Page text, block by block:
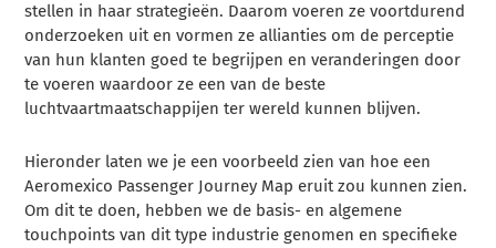
stellen in haar strategieën. Daarom voeren ze voortdurend
onderzoeken uit en vormen ze allianties om de perceptie
van hun klanten goed te begrijpen en veranderingen door
te voeren waardoor ze een van de beste
luchtvaartmaatschappijen ter wereld kunnen blijven.
Hieronder laten we je een voorbeeld zien van hoe een
Aeromexico Passenger Journey Map eruit zou kunnen zien.
Om dit te doen, hebben we de basis- en algemene
touchpoints van dit type industrie genomen en specifieke